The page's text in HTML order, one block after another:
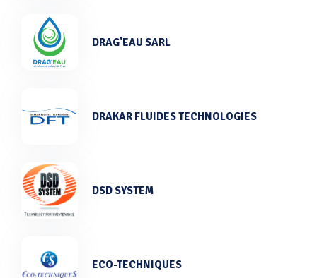
DRAG'EAU SARL
DRAKAR FLUIDES TECHNOLOGIES
DSD SYSTEM
ECO-TECHNIQUES